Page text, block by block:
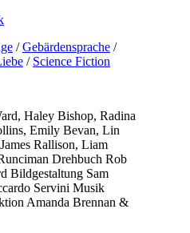
/Gebärdensprache/
/ Science Fiction
Haley Bishop, Radina
Emily Bevan, Lin
Rallison, Liam
Drehbuch Rob
Bildgestaltung Sam
Servini Musik
Amanda Brennan &